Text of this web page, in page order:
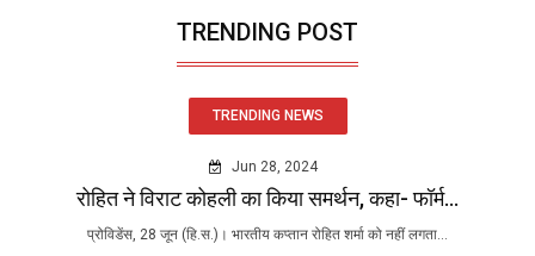
TRENDING POST
TRENDING NEWS
Jun 28, 2024
रोहित ने विराट कोहली का किया समर्थन, कहा- फॉर्म...
प्रोविडेंस, 28 जून (हि.स.)। भारतीय कप्तान रोहित शर्मा को नहीं लगता...